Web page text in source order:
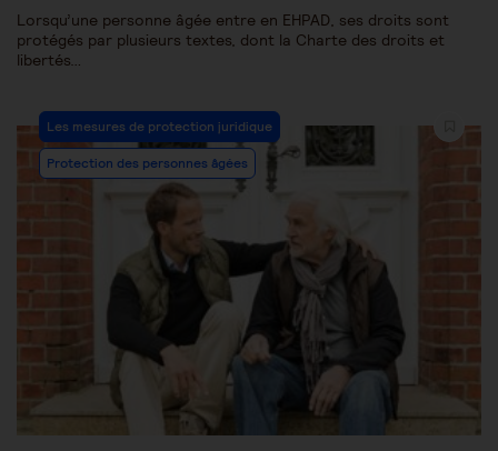
Lorsqu’une personne âgée entre en EHPAD, ses droits sont
protégés par plusieurs textes, dont la Charte des droits et
libertés…
Les mesures de protection juridique
Protection des personnes âgées